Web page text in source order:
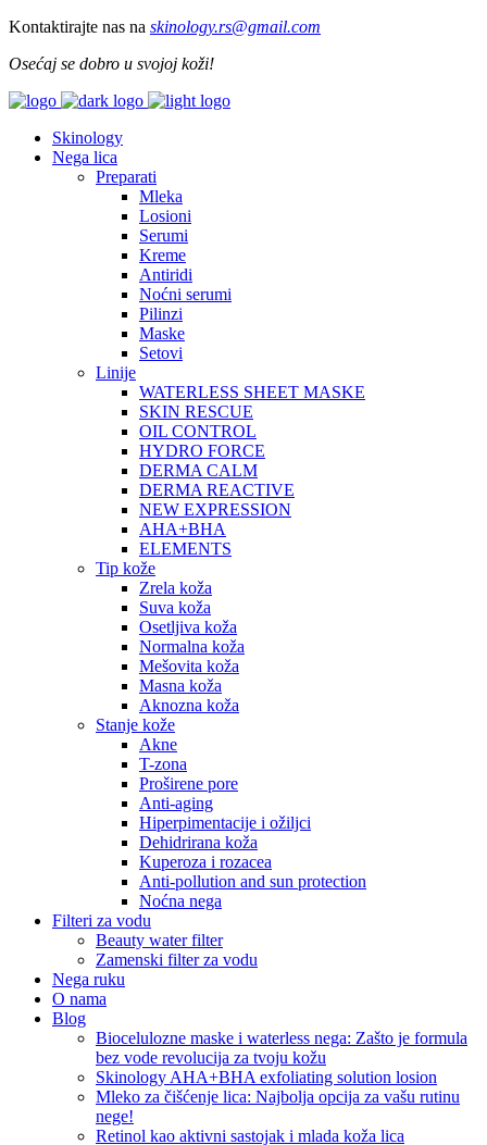
Kontaktirajte nas na skinology.rs@gmail.com
Osećaj se dobro u svojoj koži!
Skinology
Nega lica
Preparati
Mleka
Losioni
Serumi
Kreme
Antiridi
Noćni serumi
Pilinzi
Maske
Setovi
Linije
WATERLESS SHEET MASKE
SKIN RESCUE
OIL CONTROL
HYDRO FORCE
DERMA CALM
DERMA REACTIVE
NEW EXPRESSION
AHA+BHA
ELEMENTS
Tip kože
Zrela koža
Suva koža
Osetljiva koža
Normalna koža
Mešovita koža
Masna koža
Aknozna koža
Stanje kože
Akne
T-zona
Proširene pore
Anti-aging
Hiperpimentacije i ožiljci
Dehidrirana koža
Kuperoza i rozacea
Anti-pollution and sun protection
Noćna nega
Filteri za vodu
Beauty water filter
Zamenski filter za vodu
Nega ruku
O nama
Blog
Biocelulozne maske i waterless nega: Zašto je formula
bez vode revolucija za tvoju kožu
Skinology AHA+BHA exfoliating solution losion
Mleko za čišćenje lica: Najbolja opcija za vašu rutinu
nege!
Retinol kao aktivni sastojak i mlada koža lica